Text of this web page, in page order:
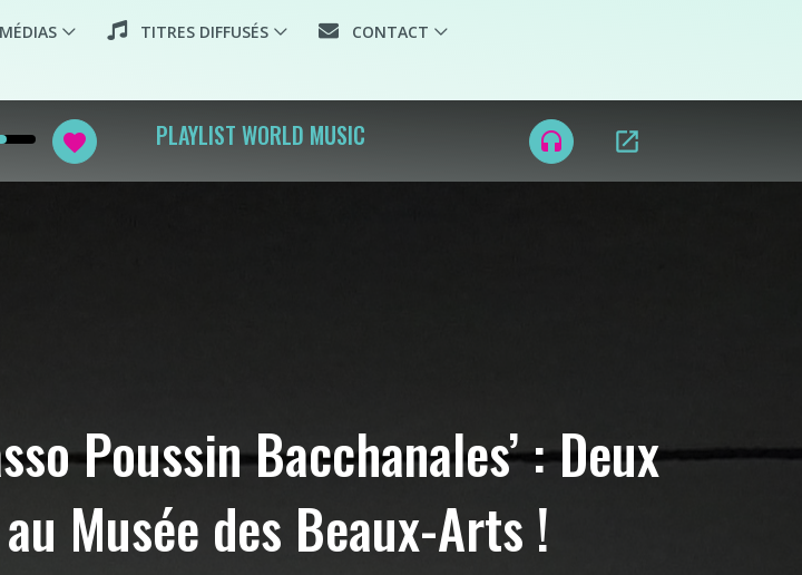
TITRES DIFFUSÉS
CONTACT
favorite PLAYLIST WORLD MUSIC headset open_in_new
Poussin Bacchanales’ : Deux
Musée des Beaux-Arts !